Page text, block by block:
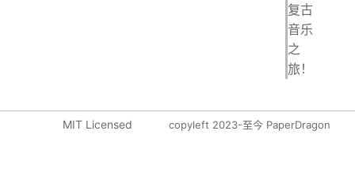
复古
音乐
之
旅！
MIT Licensed copyleft 2023-至今 PaperDragon